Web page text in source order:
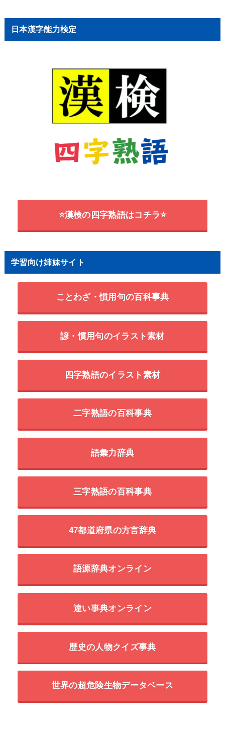
日本漢字能力検定
⭐漢検の四字熟語はコチラ⭐
学習向け姉妹サイト
ことわざ・慣用句の百科事典
諺・慣用句のイラスト素材
四字熟語のイラスト素材
二字熟語の百科事典
語彙力辞典
三字熟語の百科事典
47都道府県の方言辞典
語源辞典オンライン
違い事典オンライン
歴史の人物クイズ事典
世界の超危険生物データベース